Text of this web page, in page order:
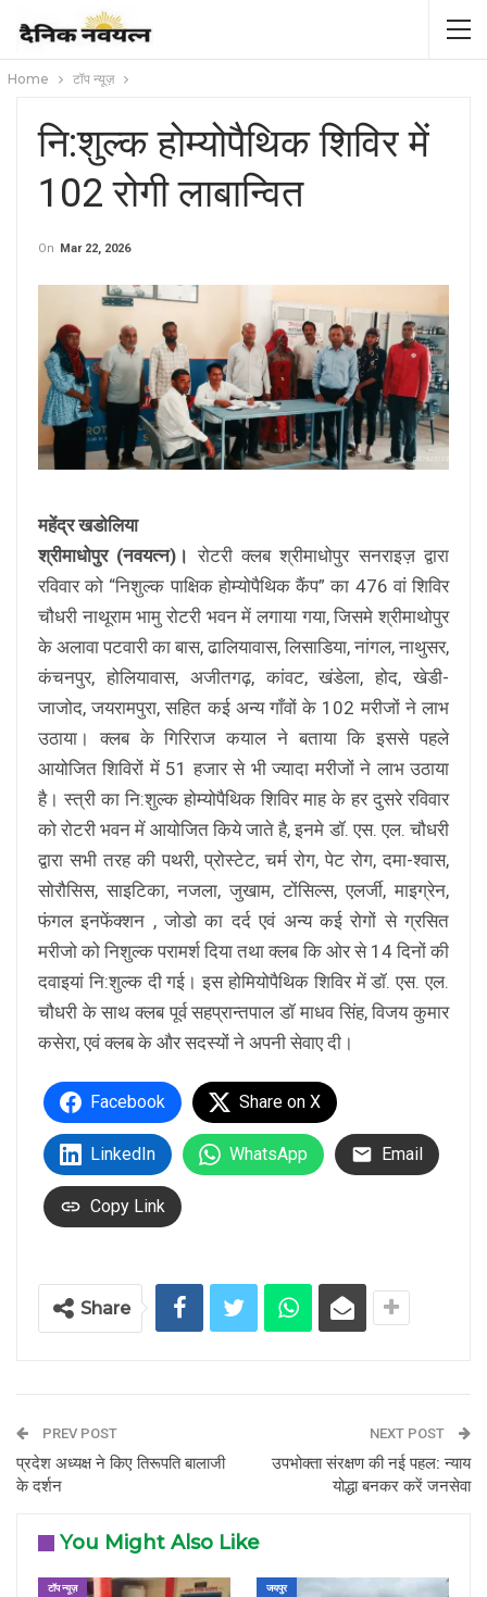
Home टॉप न्यूज़
नि:शुल्क होम्योपैथिक शिविर में
102 रोगी लाबान्वित
On Mar 22, 2026
महेंद्र खडोलिया
श्रीमाधोपुर (नवयत्न)। रोटरी क्लब श्रीमाधोपुर सनराइज़ द्वारा
रविवार को “निशुल्क पाक्षिक होम्योपैथिक कैंप” का 476 वां शिविर
चौधरी नाथूराम भामु रोटरी भवन में लगाया गया, जिसमे श्रीमाथोपुर
के अलावा पटवारी का बास, ढालियावास, लिसाडिया, नांगल, नाथुसर,
कंचनपुर, होलियावास, अजीतगढ़, कांवट, खंडेला, होद, खेडी-
जाजोद, जयरामपुरा, सहित कई अन्य गाँवों के 102 मरीजों ने लाभ
उठाया। क्लब के गिरिराज कयाल ने बताया कि इससे पहले
आयोजित शिविरों में 51 हजार से भी ज्यादा मरीजों ने लाभ उठाया
है। स्त्री का नि:शुल्क होम्योपैथिक शिविर माह के हर दुसरे रविवार
को रोटरी भवन में आयोजित किये जाते है, इनमे डॉ. एस. एल. चौधरी
द्वारा सभी तरह की पथरी, प्रोस्टेट, चर्म रोग, पेट रोग, दमा-श्वास,
सोरौसिस, साइटिका, नजला, जुखाम, टोंसिल्स, एलर्जी, माइग्रेन,
फंगल इनफेंक्शन , जोडो का दर्द एवं अन्य कई रोगों से ग्रसित
मरीजो को निशुल्क परामर्श दिया तथा क्लब कि ओर से 14 दिनों की
दवाइयां नि:शुल्क दी गई। इस होमियोपैथिक शिविर में डॉ. एस. एल.
चौधरी के साथ क्लब पूर्व सहप्रान्तपाल डॉ माधव सिंह, विजय कुमार
कसेरा, एवं क्लब के और सदस्यों ने अपनी सेवाए दी।
Facebook Share on X
LinkedIn WhatsApp Email
Copy Link
Share
PREV POST
प्रदेश अध्यक्ष ने किए तिरूपति बालाजी
के दर्शन
NEXT POST
उपभोक्ता संरक्षण की नई पहल: न्याय
योद्धा बनकर करें जनसेवा
You Might Also Like
टॉप न्यूज़ जयपुर